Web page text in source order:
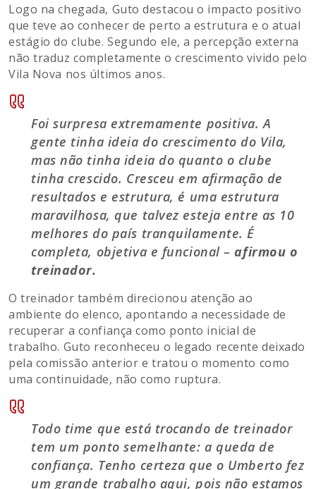
Logo na chegada, Guto destacou o impacto positivo
que teve ao conhecer de perto a estrutura e o atual
estágio do clube. Segundo ele, a percepção externa
não traduz completamente o crescimento vivido pelo
Vila Nova nos últimos anos.
Foi surpresa extremamente positiva. A
gente tinha ideia do crescimento do Vila,
mas não tinha ideia do quanto o clube
tinha crescido. Cresceu em afirmação de
resultados e estrutura, é uma estrutura
maravilhosa, que talvez esteja entre as 10
melhores do país tranquilamente. É
completa, objetiva e funcional –afirmou o
treinador.
O treinador também direcionou atenção ao
ambiente do elenco, apontando a necessidade de
recuperar a confiança como ponto inicial de
trabalho. Guto reconheceu o legado recente deixado
pela comissão anterior e tratou o momento como
uma continuidade, não como ruptura.
Todo time que está trocando de treinador
tem um ponto semelhante: a queda de
confiança. Tenho certeza que o Umberto fez
um grande trabalho aqui, pois não estamos